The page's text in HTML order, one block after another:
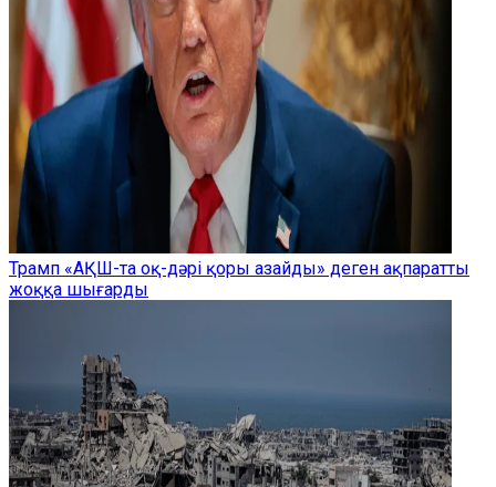
Трамп «АҚШ-та оқ-дәрі қоры азайды» деген ақпаратты
жоққа шығарды